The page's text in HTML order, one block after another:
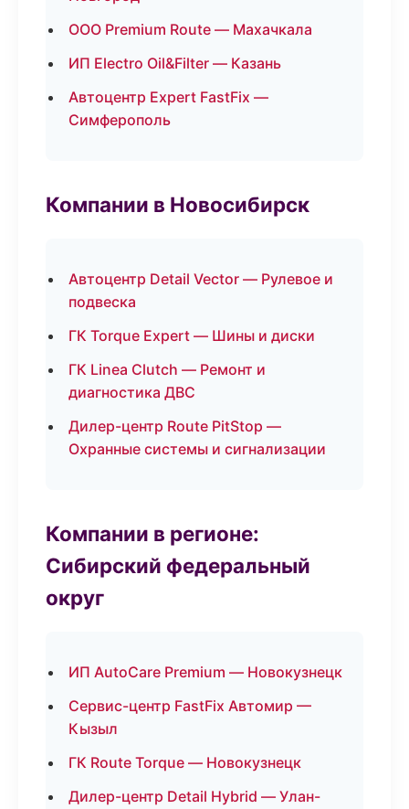
ООО Premium Route — Махачкала
ИП Electro Oil&Filter — Казань
Автоцентр Expert FastFix —
Симферополь
Компании в Новосибирск
Автоцентр Detail Vector — Рулевое и
подвеска
ГК Torque Expert — Шины и диски
ГК Linea Clutch — Ремонт и
диагностика ДВС
Дилер-центр Route PitStop —
Охранные системы и сигнализации
Компании в регионе:
Сибирский федеральный
округ
ИП AutoCare Premium — Новокузнецк
Сервис-центр FastFix Автомир —
Кызыл
ГК Route Torque — Новокузнецк
Дилер-центр Detail Hybrid — Улан-